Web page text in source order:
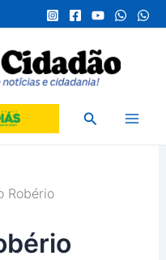
Pesquisar
Robério